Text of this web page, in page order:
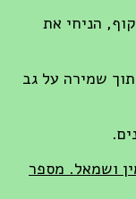
הניחי את
שמירה על גב
ושמאל. מספר